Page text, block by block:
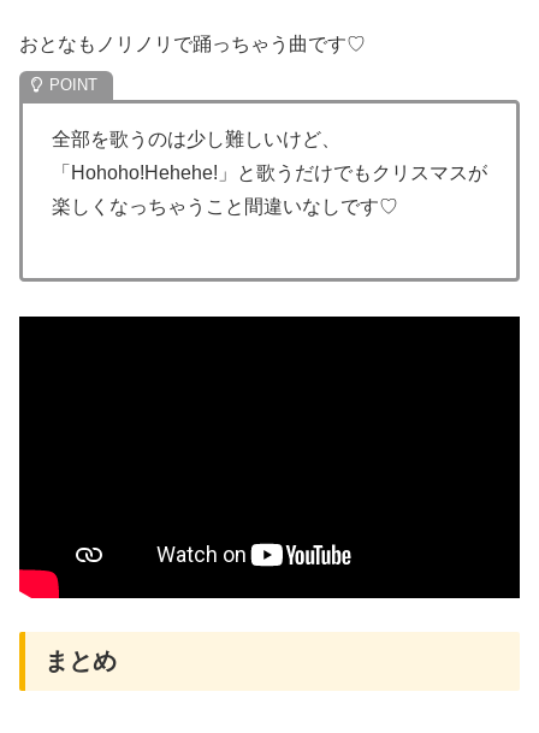
おとなもノリノリで踊っちゃう曲です♡
全部を歌うのは少し難しいけど、
「Hohoho!Hehehe!」と歌うだけでもクリスマスが
楽しくなっちゃうこと間違いなしです♡
まとめ